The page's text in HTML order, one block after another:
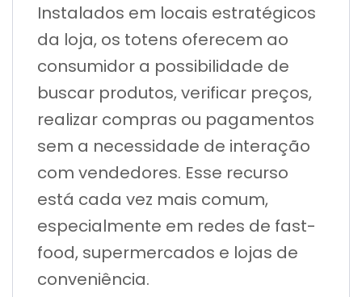
Instalados em locais estratégicos
da loja, os totens oferecem ao
consumidor a possibilidade de
buscar produtos, verificar preços,
realizar compras ou pagamentos
sem a necessidade de interação
com vendedores. Esse recurso
está cada vez mais comum,
especialmente em redes de fast-
food, supermercados e lojas de
conveniência.